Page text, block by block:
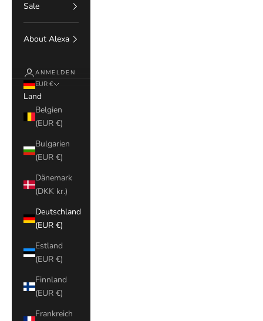
Sale
About Alexa
ANMELDEN
EUR €
Land
Belgien
(EUR €)
Bulgarien
(EUR €)
Dänemark
(DKK kr.)
Deutschland
(EUR €)
Estland
(EUR €)
Finnland
(EUR €)
Frankreich